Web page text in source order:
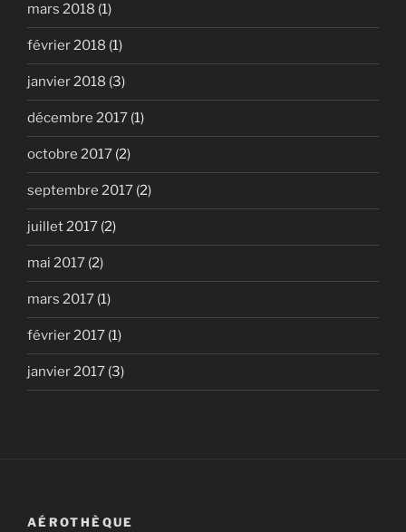
mars 2018 (1)
février 2018 (1)
janvier 2018 (3)
décembre 2017 (1)
octobre 2017 (2)
septembre 2017 (2)
juillet 2017 (2)
mai 2017 (2)
mars 2017 (1)
février 2017 (1)
janvier 2017 (3)
AÉROTHÈQUE